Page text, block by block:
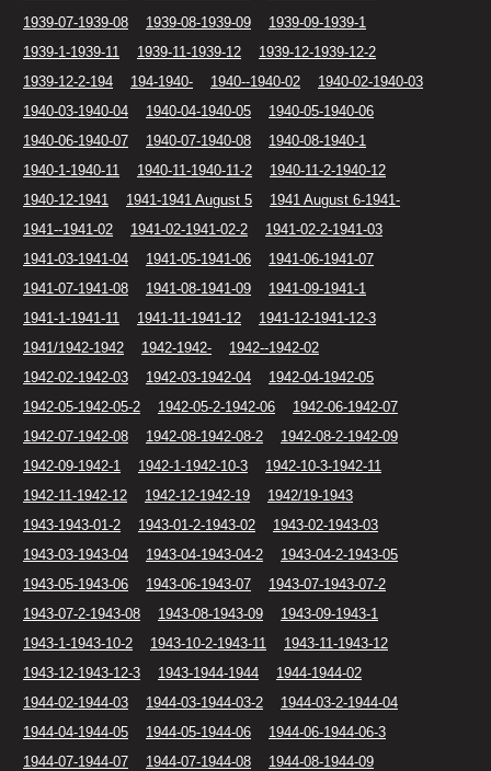
1939-07-1939-08
1939-08-1939-09
1939-09-1939-1
1939-1-1939-11
1939-11-1939-12
1939-12-1939-12-2
1939-12-2-194
194-1940- 1940--1940-02
1940-02-1940-03
1940-03-1940-04
1940-04-1940-05
1940-05-1940-06
1940-06-1940-07
1940-07-1940-08
1940-08-1940-1
1940-1-1940-11
1940-11-1940-11-2
1940-11-2-1940-12
1940-12-1941
1941-1941 August 5
1941 August 6-1941-
1941--1941-02
1941-02-1941-02-2
1941-02-2-1941-03
1941-03-1941-04
1941-05-1941-06
1941-06-1941-07
1941-07-1941-08
1941-08-1941-09
1941-09-1941-1
1941-1-1941-11
1941-11-1941-12
1941-12-1941-12-3
1941/1942-1942
1942-1942-
1942--1942-02
1942-02-1942-03
1942-03-1942-04
1942-04-1942-05
1942-05-1942-05-2
1942-05-2-1942-06
1942-06-1942-07
1942-07-1942-08
1942-08-1942-08-2
1942-08-2-1942-09
1942-09-1942-1
1942-1-1942-10-3
1942-10-3-1942-11
1942-11-1942-12
1942-12-1942-19
1942/19-1943
1943-1943-01-2
1943-01-2-1943-02
1943-02-1943-03
1943-03-1943-04
1943-04-1943-04-2
1943-04-2-1943-05
1943-05-1943-06
1943-06-1943-07
1943-07-1943-07-2
1943-07-2-1943-08
1943-08-1943-09
1943-09-1943-1
1943-1-1943-10-2
1943-10-2-1943-11
1943-11-1943-12
1943-12-1943-12-3
1943-1944-1944
1944-1944-02
1944-02-1944-03
1944-03-1944-03-2
1944-03-2-1944-04
1944-04-1944-05
1944-05-1944-06
1944-06-1944-06-3
1944-07-1944-07
1944-07-1944-08
1944-08-1944-09